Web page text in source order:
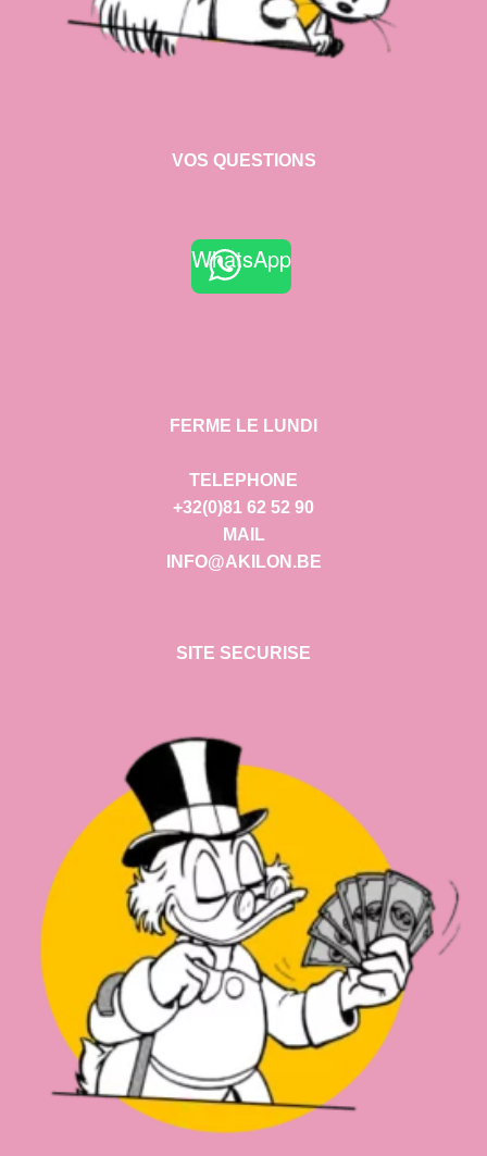
VOS QUESTIONS
WhatsApp
FERME LE LUNDI
TELEPHONE
+32(0)81 62 52 90
MAIL
INFO@AKILON.BE
SITE SECURISE